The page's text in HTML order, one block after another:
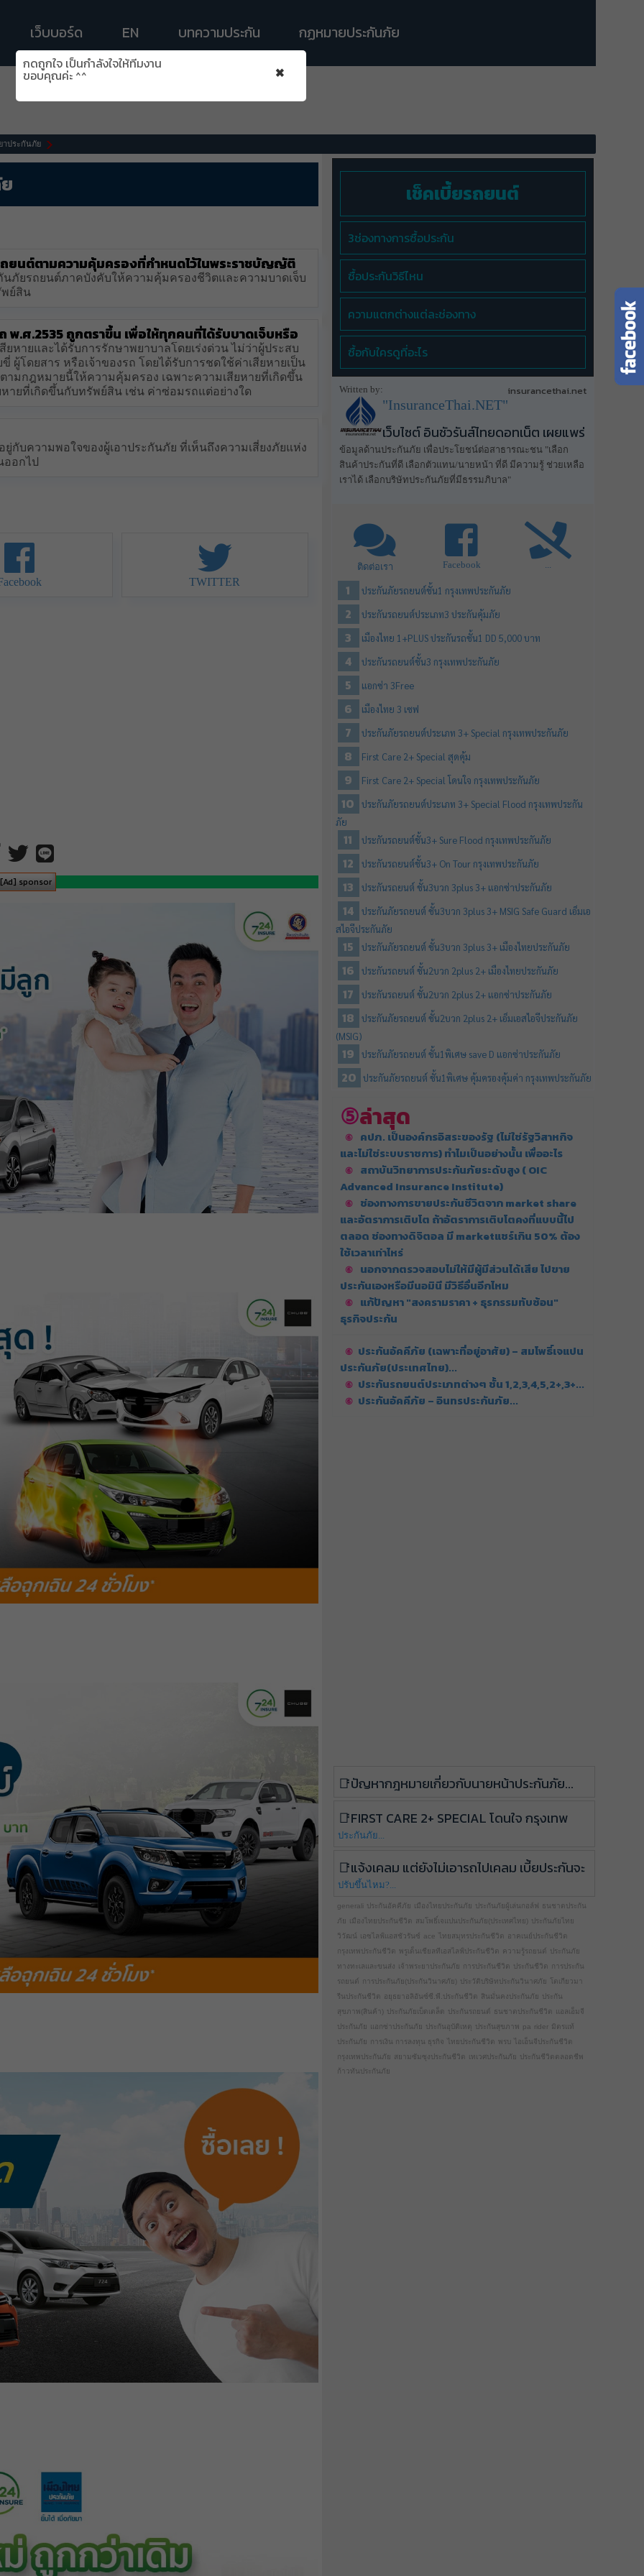
เว็บบอร์ด EN บทความประกัน กฏหมายประกันภัย
าประกันภัย
ยนต์ตามความคุ้มครองที่กำหนดไว้ในพระราชบัญญัติ
นภัยรถยนต์ภาคบังคับให้ความคุ้มครองชีวิตและความบาดเจ็บ
พย์สิน
.ศ.2535 ถูกตราขึ้น เพื่อให้ทุกคนที่ได้รับบาดเจ็บหรือ
หายและได้รับการรักษาพยาบาลโดยเร่งด่วน ไม่ว่าผู้ประสบ
ผู้โดยสาร หรือเจ้าของรถ โดยได้รับการชดใช้ค่าเสียหายเป็น
มกฎหมายนี้ให้ความคุ้มครอง เฉพาะความเสียหายที่เกิดขึ้น
ายที่เกิดขึ้นกับทรัพย์สิน เช่น ค่าซ่อมรถแต่อย่างใด
กับความพอใจของผู้เอาประกันภัย ที่เห็นถึงความเสี่ยงภัยแห่ง
อกไป
TWITTER
sponsor
กดถูกใจ เป็นกำลังใจให้ทีมงาน
ขอบคุณค่ะ ^^ ×
เช็คเบี้ยรถยนต์
3ช่องทางการซื้อประกัน
ซื้อประกันวิธีไหน
ความแตกต่างแต่ละช่องทาง
ซื้อกับใครดูที่อะไร
Written by: insurancethai.net
"InsuranceThai.NET"
เว็บไซต์ อินชัวรันส์ไทยดอทเน็ต เผยแพร่
ข้อมูลด้านประกันภัย เพื่อประโยชน์ต่อสาธารณะชน "เลือก
สินค้าประกันที่ดี เลือกตัวแทน/นายหน้า ที่ดี มีความรู้ ช่วยเหลือ
เราได้ เลือกบริษัทประกันภัยที่มีธรรมภิบาล"
ติดต่อเรา Facebook ...
ประกันภัยรถยนต์ชั้น1 กรุงเทพประกันภัย
ประกันรถยนต์ประเภท3 ประกันคุ้มภัย
เมืองไทย 1+PLUS ประกันรถชั้น1 DD 5,000 บาท
ประกันรถยนต์ชั้น3 กรุงเทพประกันภัย
แอกซ่า 3Free
เมืองไทย 3 เซฟ
ประกันภัยรถยนต์ประเภท 3+ Special กรุงเทพประกันภัย
First Care 2+ Special สุดคุ้ม
First Care 2+ Special โดนใจ กรุงเทพประกันภัย
ประกันภัยรถยนต์ประเภท 3+ Special Flood กรุงเทพประกัน
ภัย
ประกันรถยนต์ชั้น3+ Sure Flood กรุงเทพประกันภัย
ประกันรถยนต์ชั้น3+ On Tour กรุงเทพประกันภัย
ประกันรถยนต์ ชั้น3บวก 3plus 3+ แอกซ่าประกันภัย
ประกันภัยรถยนต์ ชั้น3บวก 3plus 3+ MSIG Safe Guard เอ็มเอ
สไอจีประกันภัย
ประกันภัยรถยนต์ ชั้น3บวก 3plus 3+ เมืองไทยประกันภัย
ประกันรถยนต์ ชั้น2บวก 2plus 2+ เมืองไทยประกันภัย
ประกันรถยนต์ ชั้น2บวก 2plus 2+ แอกซ่าประกันภัย
ประกันภัยรถยนต์ ชั้น2บวก 2plus 2+ เอ็มเอสไอจีประกันภัย
(MSIG)
ประกันภัยรถยนต์ ชั้น1พิเศษ save D แอกซ่าประกันภัย
ประกันภัยรถยนต์ ชั้น1พิเศษ คุ้มครองคุ้มค่า กรุงเทพประกันภัย
ล่าสุด
คปภ. เป็นองค์กรอิสระของรัฐ (ไม่ใช่รัฐวิสาหกิจ
และไม่ใช่ระบบราชการ) ทำไมเป็นอย่างนั้น เพื่ออะไร
สถาบันวิทยาการประกันภัยระดับสูง ( OIC
Advanced Insurance Institute)
ช่องทางการขายประกันชีวิตจาก market share
และอัตราการเติบโต ถ้าอัตราการเติบโตคงที่แบบนี้ไป
ตลอด ช่องทางดิจิตอล มี marketแชร์เกิน 50% ต้อง
ใช้เวลาเท่าไหร่
นอกจากตรวจสอบไม่ให้มีผู้มีส่วนได้เสีย ไปขาย
ประกันเองหรือมีนอมินี มีวิธีอื่นอีกไหม
แก้ปัญหา "สงครามราคา + ธุรกรรมทับซ้อน"
ธุรกิจประกัน
ประกันอัคคีภัย (เฉพาะที่อยู่อาศัย) – สมโพธิ์เจแปน
ประกันภัย(ประเทศไทย)...
ประกันรถยนต์ประเภทต่างๆ ชั้น 1,2,3,4,5,2+,3+...
ประกันอัคคีภัย – อินทรประกันภัย...
ปัญหากฎหมายเกี่ยวกับนายหน้าประกันภัย...
First Care 2+ Special โดนใจ กรุงเทพ
ประกันภัย...
แจ้งเคลม แต่ยังไม่เอารถไปเคลม เบี้ยประกันจะ
ปรับขึ้นไหม?...
generali ประกันอัคคีภัย เมืองไทยประกันภัย ประกันภัยผู้เล่นกอล์ฟ
ธนชาตประกัน
ภัย เมืองไทยประกันชีวิต สมโพธิ์เจแปนประกันภัย(ประเทศไทย) ประกันภัยไทย
วิวัฒน์
เอซไลฟ์แอสชัวรันซ์ ace ไทยสมุทรประกันชีวิต อาคเนย์ประกันชีวิต
กรุงเทพประกันชีวิต พรูเด็นเชียลทีเอสไลฟ์ประกันชีวิต ความรู้รถยนต์
ประกันภัย
ทางทะเลและขนส่ง เจ้าพระยาประกันภัย การประกันชีวิต ประกันชีวิต การประกัน
รถยนต์
การประกันภัย(ประกันวินาศภัย) ประวัติบริษัทประกันวินาศภัย
โตเกียวมา
รีนประกันชีวิต อยุธยาอลิอันซ์ซี.พี.ประกันชีวิต สินมั่นคงประกันภัย ประกัน
สุขภาพ(สินค้า) ประกันภัยเบ็ดเตล็ด ประกันรถยนต์ ธนชาตประกันชีวิต แอลเอ็มจี
ประกันภัย แอกซ่าประกันภัย ประกันอุบัติเหตุ ประกันสุขภาพ pa rider มิตรแท้
ประกันภัย การเงิน การลงทุน ธุรกิจ ไทยประกันชีวิต พรบ
ไอเอ็นจีประกันชีวิต
กรุงเทพประกันภัย สยามซัมซุงประกันชีวิต เทเวศประกันภัย ประกันชีวิตตลอดชีพ
ก้าวทันประกันภัย